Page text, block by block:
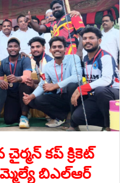
కప్ క్రికెట్
బిఎల్ఆర్